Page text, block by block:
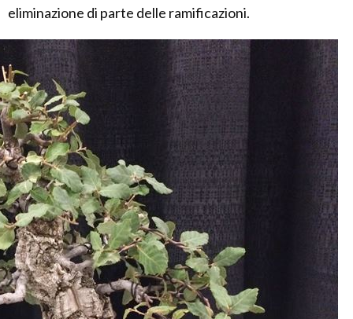
eliminazione di parte delle ramificazioni.